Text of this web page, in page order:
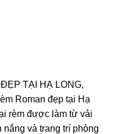
TẠI HẠ LONG,
Roman đẹp tại Hạ
rèm được làm từ vải
và trang trí phòng